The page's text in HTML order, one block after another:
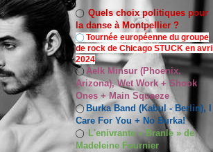
◯ Quels choix politiques pour
la danse à Montpellier ?
◯ Tournée européenne du groupe
de rock de Chicago STUCK en avril
2024
◯ Aelk Minsur (Phoenix,
Arizona), Wet Work + Shook
Ones + Main Squeeze
◯ Burka Band (Kabul - Berlin), I
Care For You + No Burka!
◯ L'enivrante « Branle » de
Madeleine Fournier